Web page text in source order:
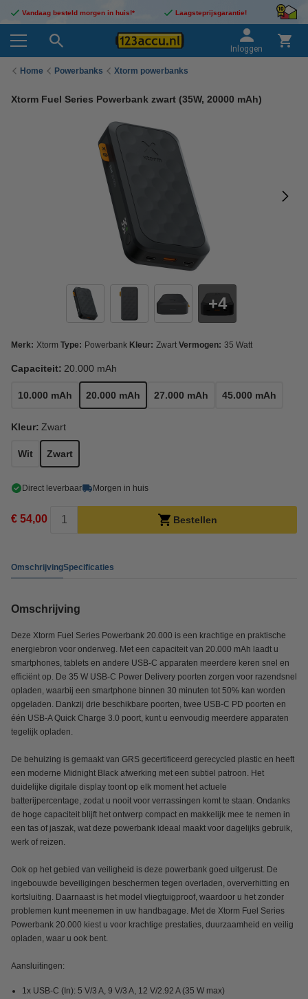
Vandaag besteld morgen in huis!* Laagsteprijsgarantie!
Inloggen
Home Powerbanks Xtorm powerbanks
Xtorm Fuel Series Powerbank zwart (35W, 20000 mAh)
4
Merk: Xtorm Type: Powerbank Kleur: Zwart Vermogen: 35 Watt
Capaciteit: 20.000 mAh
10.000 mAh 20.000 mAh 27.000 mAh 45.000 mAh
Kleur: Zwart
Wit Zwart
Direct leverbaar Morgen in huis
€ 54,00 Bestellen
OmschrijvingSpecificaties
Omschrijving
Deze Xtorm Fuel Series Powerbank 20.000 is een krachtige en praktische
energiebron voor onderweg. Met een capaciteit van 20.000 mAh laadt u
smartphones, tablets en andere USB-C apparaten meerdere keren snel en
efficiënt op. De 35 W USB-C Power Delivery poorten zorgen voor razendsnel
opladen, waarbij een smartphone binnen 30 minuten tot 50% kan worden
opgeladen. Dankzij drie beschikbare poorten, twee USB-C PD poorten en
één USB-A Quick Charge 3.0 poort, kunt u eenvoudig meerdere apparaten
tegelijk opladen.
De behuizing is gemaakt van GRS gecertificeerd gerecycled plastic en heeft
een moderne Midnight Black afwerking met een subtiel patroon. Het
duidelijke digitale display toont op elk moment het actuele
batterijpercentage, zodat u nooit voor verrassingen komt te staan. Ondanks
de hoge capaciteit blijft het ontwerp compact en makkelijk mee te nemen in
een tas of jaszak, wat deze powerbank ideaal maakt voor dagelijks gebruik,
werk of reizen.
Ook op het gebied van veiligheid is deze powerbank goed uitgerust. De
ingebouwde beveiligingen beschermen tegen overladen, oververhitting en
kortsluiting. Daarnaast is het model vliegtuigproof, waardoor u het zonder
problemen kunt meenemen in uw handbagage. Met de Xtorm Fuel Series
Powerbank 20.000 kiest u voor krachtige prestaties, duurzaamheid en veilig
opladen, waar u ook bent.
Aansluitingen:
1x USB-C (In): 5 V/3 A, 9 V/3 A, 12 V/2.92 A (35 W max)